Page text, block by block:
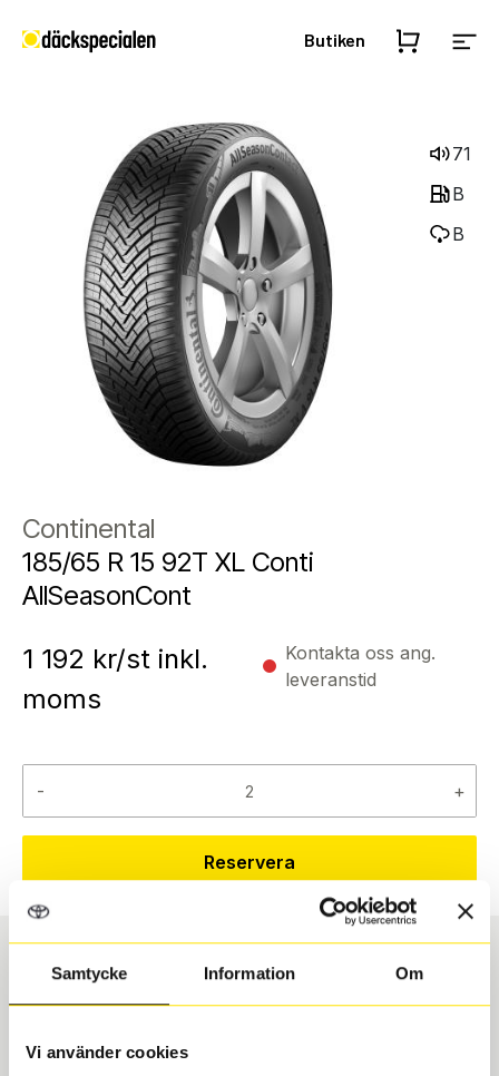
Samtycke Information Om
Vi använder cookies
Butiken
71
B
B
Continental
185/65 R 15 92T XL Conti
AllSeasonCont
1 192 kr/st inkl.
moms
Kontakta oss ang.
leveranstid
- +
Reservera
Däcktyp
Sommar
Däckstorlek
185/65 R 15 92T
1765